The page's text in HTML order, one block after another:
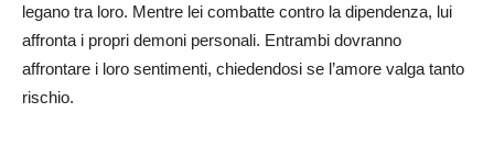
legano tra loro. Mentre lei combatte contro la dipendenza, lui
affronta i propri demoni personali. Entrambi dovranno
affrontare i loro sentimenti, chiedendosi se l’amore valga tanto
rischio.